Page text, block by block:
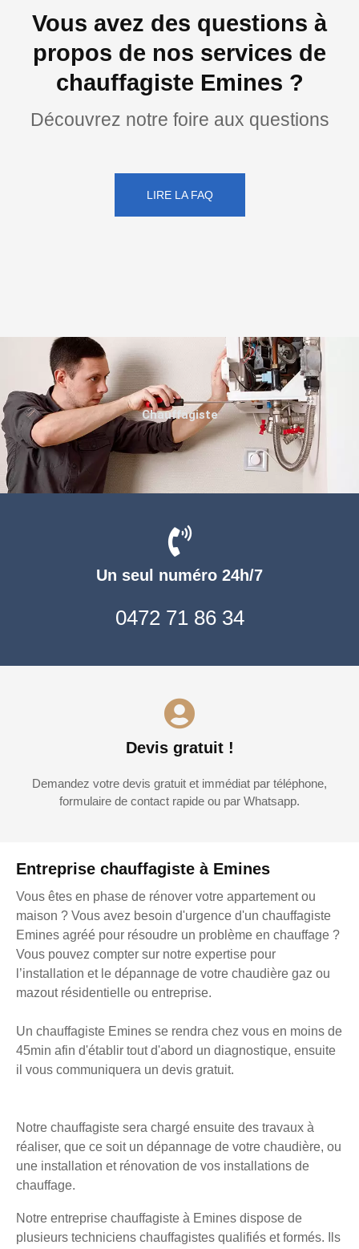
Vous avez des questions à
propos de nos services de
chauffagiste Emines ?
Découvrez notre foire aux questions
LIRE LA FAQ
Entreprise chauffagiste à Emines
Vous êtes en phase de rénover votre appartement ou
maison ? Vous avez besoin d'urgence d'un chauffagiste
Emines agréé pour résoudre un problème en chauffage ?
Vous pouvez compter sur notre expertise pour
l’installation et le dépannage de votre chaudière gaz ou
mazout résidentielle ou entreprise.
Un chauffagiste Emines se rendra chez vous en moins de
45min afin d'établir tout d'abord un diagnostique, ensuite
il vous communiquera un devis gratuit.
Notre chauffagiste sera chargé ensuite des travaux à
réaliser, que ce soit un dépannage de votre chaudière, ou
une installation et rénovation de vos installations de
chauffage.
Notre entreprise chauffagiste à Emines dispose de
plusieurs techniciens chauffagistes qualifiés et formés. Ils
Un seul numéro 24h/7
0472 71 86 34
Devis gratuit !
Demandez votre devis gratuit et immédiat par téléphone,
formulaire de contact rapide ou par Whatsapp.
Chauffagiste